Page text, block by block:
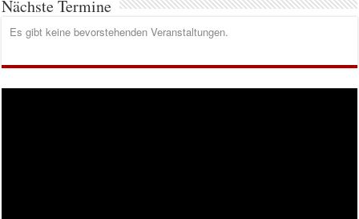
Nächste Termine
Es gibt keine bevorstehenden Veranstaltungen.